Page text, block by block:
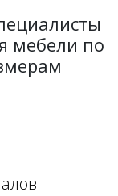
мебели по